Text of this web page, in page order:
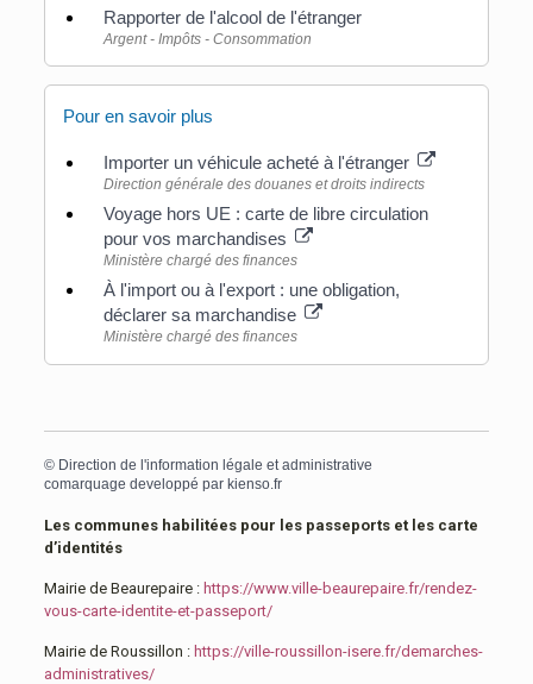
Rapporter de l'alcool de l'étranger
Argent - Impôts - Consommation
Pour en savoir plus
Importer un véhicule acheté à l'étranger
Direction générale des douanes et droits indirects
Voyage hors UE : carte de libre circulation
pour vos marchandises
Ministère chargé des finances
À l'import ou à l'export : une obligation,
déclarer sa marchandise
Ministère chargé des finances
© Direction de l'information légale et administrative
comarquage developpé par kienso.fr
Les communes habilitées pour les passeports et les carte
d’identités
Mairie de Beaurepaire : https://www.ville-beaurepaire.fr/rendez-
vous-carte-identite-et-passeport/
Mairie de Roussillon : https://ville-roussillon-isere.fr/demarches-
administratives/